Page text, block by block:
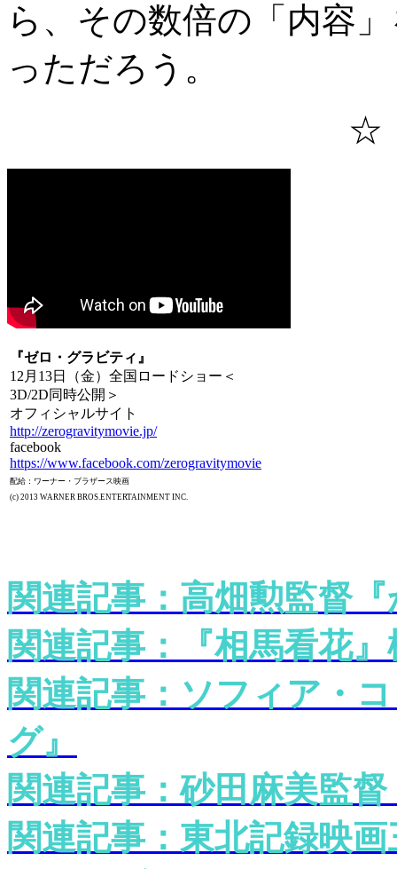
ら、その数倍の「内容
っただろう。
『ゼロ・グラビティ』
12月13日（金）全国ロードショー＜
3D/2D同時公開＞
オフィシャルサイト
http://zerogravitymovie.jp/
facebook
https://www.facebook.com/zerogravitymovie
配給：ワーナー・ブラザース映画
(c) 2013 WARNER BROS.ENTERTAINMENT INC.
関連記事：高畑勲監督
関連記事：『相馬看花
関連記事：ソフィア・
グ』
関連記事：砂田麻美監
関連記事：東北記録映